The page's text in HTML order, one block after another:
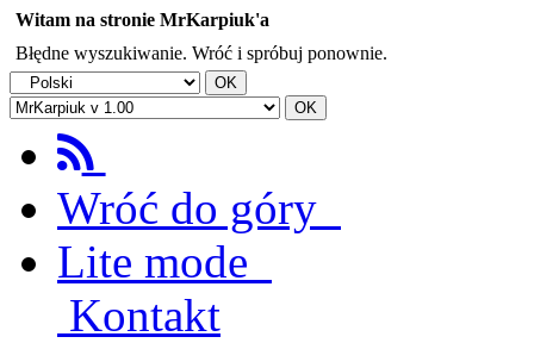
Witam na stronie MrKarpiuk'a
Błędne wyszukiwanie. Wróć i spróbuj ponownie.
Wróć do góry
Lite mode
Kontakt